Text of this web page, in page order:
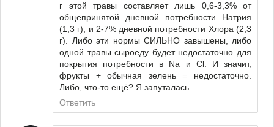
г этой травы составляет лишь 0,6-3,3% от
общепринятой дневной потребности Натрия
(1,3 г), и 2-7% дневной потребности Хлора (2,3
г). Либо эти нормы СИЛЬНО завышены, либо
одной травы сыроеду будет недостаточно для
покрытия потребности в Na и Cl. И значит,
фрукты + обычная зелень = недостаточно.
Либо, что-то ещё? Я запуталась.
Ответить